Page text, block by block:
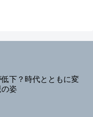
下？時代とともに変
の姿